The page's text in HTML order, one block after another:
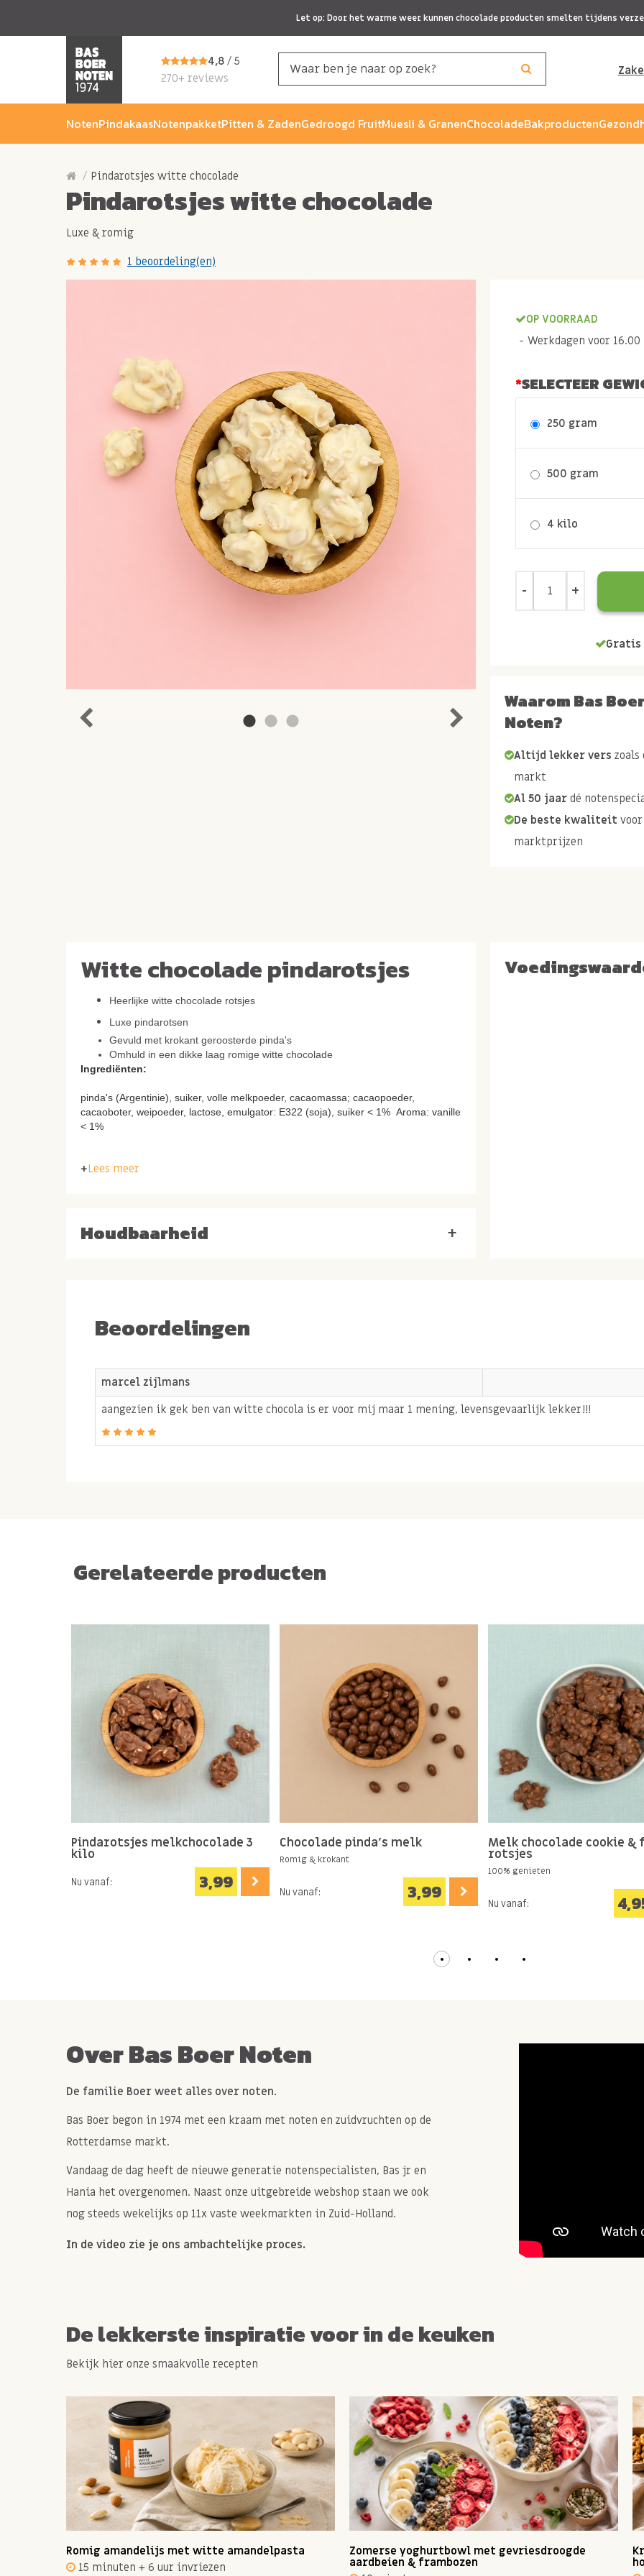
Let op: Door het warme weer kunnen chocolade producten smelten tijdens
4,8/ 5
270+ reviews
NotenPindakaasNotenpakketPitten & ZadenGedroogd FruitMuesli & GranenChocoladeBakproducten
Pindarotsjes witte chocolade
Pindarotsjes witte chocolade
Luxe & romig
1 beoordeling(en)
OP VOORRAAD
Werkdagen voor
SELECTEER
250 gram
500 gram
4 kilo
Gratis
Waarom Bas
Noten?
Altijd lekker vers zoals
markt
Al 50 jaar dé
De beste kwaliteit voor
marktprijzen
Witte chocolade pindarotsjes
Heerlijke witte chocolade rotsjes
Luxe pindarotsen
Gevuld met krokant geroosterde pinda's
Omhuld in een dikke laag romige witte chocolade
Ingrediënten:
pinda's (Argentinie), suiker, volle melkpoeder, cacaomassa; cacaopoeder,
cacaoboter, weipoeder, lactose, emulgator: E322 (soja), suiker < 1% Aroma: vanille
< 1%
Lees meer
Houdbaarheid +
Beoordelingen
marcel zijlmans
aangezien ik gek ben van witte chocola is er voor mij maar 1 mening, levensgevaarlijk lekker!!!
Gerelateerde producten
Pindarotsjes melkchocolade 3
kilo
Nu vanaf: 3,99
Chocolade pinda's melk
Romig & krokant
Nu vanaf: 3,99
Melk chocolade cookie &
rotsjes
100% genieten
Nu vanaf:
Over Bas Boer Noten
De familie Boer weet alles over noten.
Bas Boer begon in 1974 met een kraam met noten en zuidvruchten op de
Rotterdamse markt.
Vandaag de dag heeft de nieuwe generatie notenspecialisten, Bas jr en
Hania het overgenomen. Naast onze uitgebreide webshop staan we ook
nog steeds wekelijks op 11x vaste weekmarkten in Zuid-Holland.
In de video zie je ons ambachtelijke proces.
De lekkerste inspiratie voor in de keuken
Bekijk hier onze smaakvolle recepten
Romig amandelijs met witte amandelpasta
15 minuten + 6 uur invriezen
Zomerse yoghurtbowl met gevriesdroogde
aardbeien & frambozen